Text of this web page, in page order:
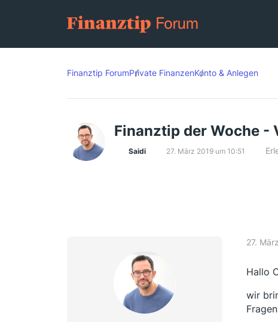
Finanztip ForumPrivate FinanzenKonto & Anlegen
Finanztip der Woche -
Saidi 27. März 2019 um 10:51
27.
Hallo
wir